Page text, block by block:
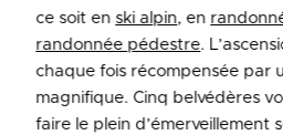
ce soit en ski alpin, en
randonnée pédestre.
chaque fois récompensée par
magnifique. Cinq belvédères
faire le plein d’émerveillement